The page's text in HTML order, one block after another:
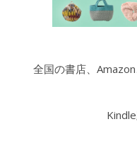
全国の書店、Amazon